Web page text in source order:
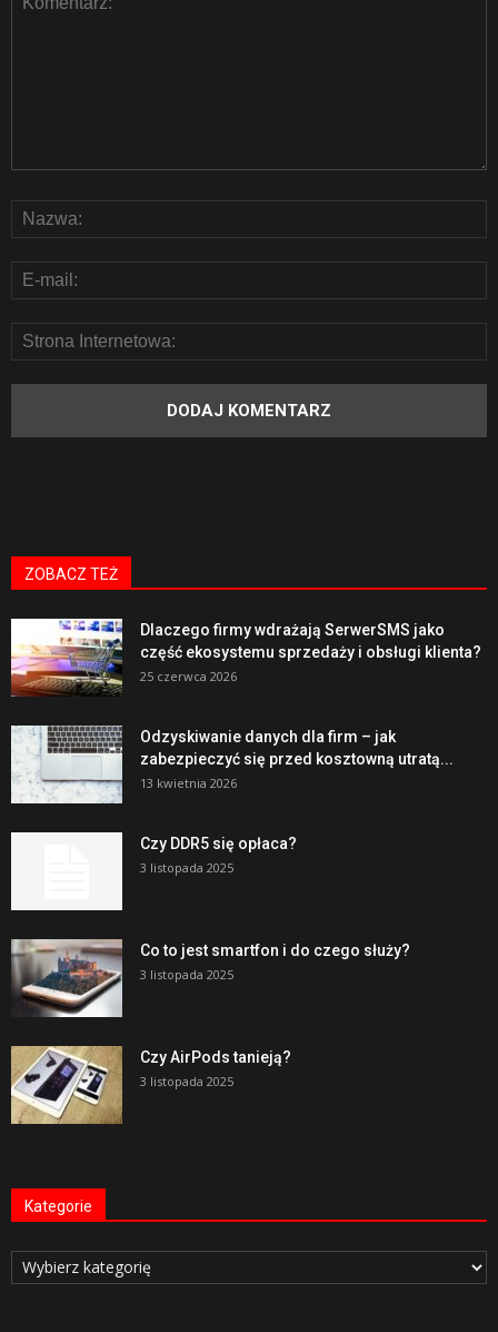
ZOBACZ TEŻ
Dlaczego firmy wdrażają SerwerSMS jako
część ekosystemu sprzedaży i obsługi klienta?
25 czerwca 2026
Odzyskiwanie danych dla firm – jak
zabezpieczyć się przed kosztowną utratą...
13 kwietnia 2026
Czy DDR5 się opłaca?
3 listopada 2025
Co to jest smartfon i do czego służy?
3 listopada 2025
Czy AirPods tanieją?
3 listopada 2025
Kategorie
Kategorie